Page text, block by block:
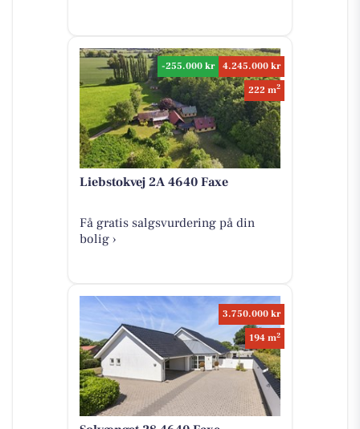
-255.000 kr
4.245.000 kr
222 m2
Liebstokvej 2A 4640 Faxe
Få gratis salgsvurdering på din
bolig ›
3.750.000 kr
194 m2